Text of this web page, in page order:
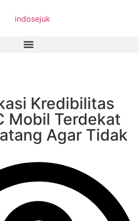
Kredibilitas
Mobil Terdekat
Agar Tidak